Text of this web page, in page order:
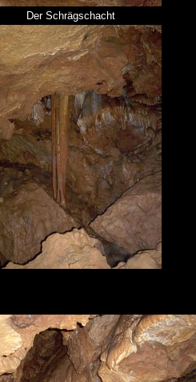
Der Schrägschacht